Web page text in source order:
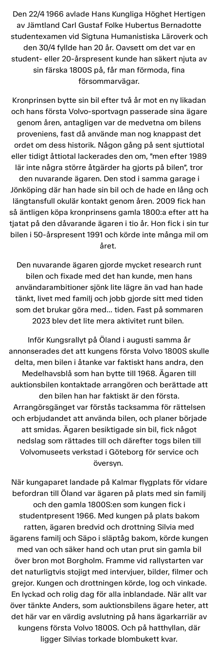
Den 22/4 1966 avlade Hans Kungliga Höghet Hertigen
av Jämtland Carl Gustaf Folke Hubertus Bernadotte
studentexamen vid Sigtuna Humanistiska Läroverk och
den 30/4 fyllde han 20 år. Oavsett om det var en
student- eller 20-årspresent kunde han säkert njuta av
sin färska 1800S på, får man förmoda, fina
försommarvägar.
Kronprinsen bytte sin bil efter två år mot en ny likadan
och hans första Volvo-sportvagn passerade sina ägare
genom åren, antagligen var de medvetna om bilens
proveniens, fast då använde man nog knappast det
ordet om dess historik. Någon gång på sent sjuttiotal
eller tidigt åttiotal lackerades den om, ”men efter 1989
lär inte några större åtgärder ha gjorts på bilen”, tror
den nuvarande ägaren. Den stod i samma garage i
Jönköping där han hade sin bil och de hade en lång och
längtansfull okulär kontakt genom åren. 2009 fick han
så äntligen köpa kronprinsens gamla 1800:a efter att ha
tjatat på den dåvarande ägaren i tio år. Hon fick i sin tur
bilen i 50-årspresent 1991 och körde inte många mil om
året.
Den nuvarande ägaren gjorde mycket research runt
bilen och fixade med det han kunde, men hans
användarambitioner sjönk lite lägre än vad han hade
tänkt, livet med familj och jobb gjorde sitt med tiden
som det brukar göra med... tiden. Fast på sommaren
2023 blev det lite mera aktivitet runt bilen.
Inför Kungsrallyt på Öland i augusti samma år
annonserades det att kungens första Volvo 1800S skulle
delta, men bilen i åtanke var faktiskt hans andra, den
Medelhavsblå som han bytte till 1968. Ägaren till
auktionsbilen kontaktade arrangören och berättade att
den bilen han har faktiskt är den första.
Arrangörsgänget var förstås tacksamma för rättelsen
och erbjudandet att använda bilen, och planer började
att smidas. Ägaren besiktigade sin bil, fick något
nedslag som rättades till och därefter togs bilen till
Volvomuseets verkstad i Göteborg för service och
översyn.
När kungaparet landade på Kalmar flygplats för vidare
befordran till Öland var ägaren på plats med sin familj
och den gamla 1800S:en som kungen fick i
studentpresent 1966. Med kungen på plats bakom
ratten, ägaren bredvid och drottning Silvia med
ägarens familj och Säpo i släptåg bakom, körde kungen
med van och säker hand och utan prut sin gamla bil
över bron mot Borgholm. Framme vid rallystarten var
det naturligtvis stojigt med intervjuer, bilder, filmer och
grejor. Kungen och drottningen körde, log och vinkade.
En lyckad och rolig dag för alla inblandade. När allt var
över tänkte Anders, som auktionsbilens ägare heter, att
det här var en värdig avslutning på hans ägarkarriär av
kungens första Volvo 1800S. Och på hatthyllan, där
ligger Silvias torkade blombukett kvar.